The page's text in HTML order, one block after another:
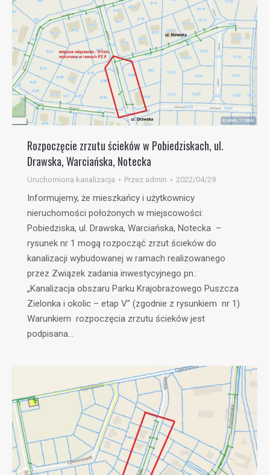
Rozpoczęcie zrzutu ścieków w Pobiedziskach, ul.
Drawska, Warciańska, Notecka
Uruchomiona kanalizacja Przez admin 2022/04/29
Informujemy, że mieszkańcy i użytkownicy
nieruchomości położonych w miejscowości:
Pobiedziska, ul. Drawska, Warciańska, Notecka –
rysunek nr 1 mogą rozpocząć zrzut ścieków do
kanalizacji wybudowanej w ramach realizowanego
przez Związek zadania inwestycyjnego pn.:
„Kanalizacja obszaru Parku Krajobrazowego Puszcza
Zielonka i okolic – etap V” (zgodnie z rysunkiem nr 1)
Warunkiem rozpoczęcia zrzutu ścieków jest
podpisana…